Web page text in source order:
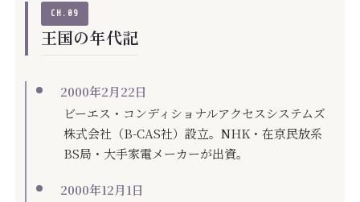
CH.09
王国の年代記
2000年2月22日
ビーエス・コンディショナルアクセスシステムズ
株式会社（B-CAS社）設立。NHK・在京民放系
BS局・大手家電メーカーが出資。
2000年12月1日